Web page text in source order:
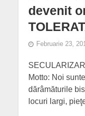
devenit
Februarie 23,
Motto: Noi
dărâmăturile
locuri largi,